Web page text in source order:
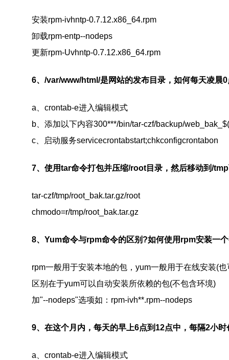
安装rpm-ivhntp-0.7.12.x86_64.rpm
卸载rpm-entp--nodeps
更新rpm-Uvhntp-0.7.12.x86_64.rpm
6、 /var/www/html/是网站的发布目录，如何每天凌晨0
a crontab-e进入编辑模式
b 、添加以下内容300***/bin/tar-czf/backup/
c 、启动服务servicecrontabstart;chkconfigcrontabon
7、使用tar命令打包并压缩/root 目录，然后移动到/tmp
tar-czf/tmp/root_bak.tar.gz/root
chmodo=r/tmp/root_bak.tar.gz
8、 Yum命令与rpm命令的区别?如何使用 rpm安装一
rpm一般用于安装本地的包， yum一般用于在线安装(也
区别在于yum可以自动安装所依赖的包(不包含环境)
加"--nodeps"选项如： rpm-ivh**.rpm--nodeps
9、在这个月内，每天的早上6点到 12点中，每隔2小时
a crontab-e进入编辑模式